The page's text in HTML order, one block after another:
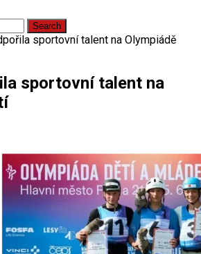
sportovní talent na Olympiádě
sportovní talent na